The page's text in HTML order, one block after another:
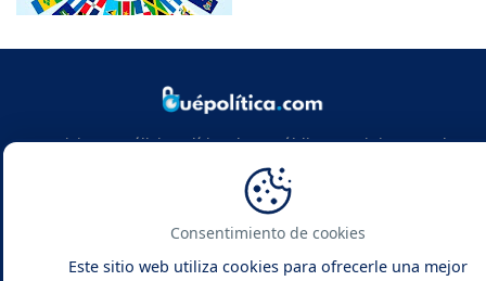
Noticias y análisis político de República Dominicana y el
mundo. Infórmate con rigor, actualidad y las claves de la
política global.
Consentimiento de cookies
Este sitio web utiliza cookies para ofrecerle una mejor